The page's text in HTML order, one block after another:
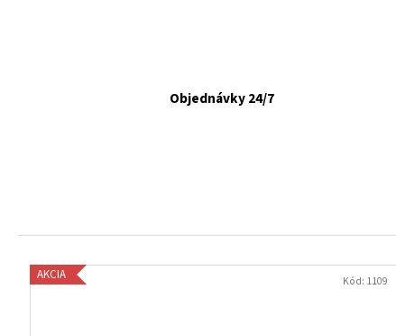
Objednávky 24/7
AKCIA Kód: 1109